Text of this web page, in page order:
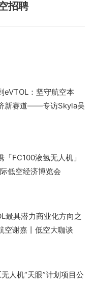
招聘
eVTOL：坚守航空本
新赛道——专访Skyla吴
FC100液氢无人机」
低空经济博览会
最具潜力商业化方向之
谢嘉丨低空大咖谈
人机“天眼”计划项目公